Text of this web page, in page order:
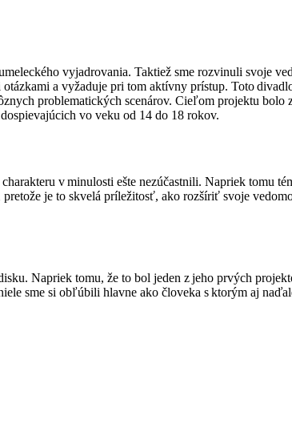
vyjadrovania. Taktiež sme rozvinuli svoje
otázkami a vyžaduje pri tom aktívny prístup. Toto
problematických scenárov. Cieľom projektu bolo
vo veku od 14 do 18 rokov.
vminulosti ešte nezúčastnili. Napriek tomu
je to skvelá príležitosť, ako rozšíriť svoje
Napriek tomu, že to bol jeden z jeho prvých
sme si obľúbili hlavne ako človeka s ktorým aj